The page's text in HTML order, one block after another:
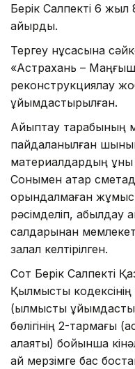
Берік Салпекті 6
айырды.
Тергеу нұсқасына
«Астрахань –
реконструкциялау
ұйымдастырылған.
Айыптау тарабының
пайдаланылған
материалдардың құны
Сонымен қатар
орындалмаған
рәсімделіп, қабылдау
салдарынан
залал келтірілген.
Сот Берік Салпекті
Қылмыстық
(қылмысты
бөлігінің 2-тармағы
алаяқтық) бойынша
ай мерзімге бас